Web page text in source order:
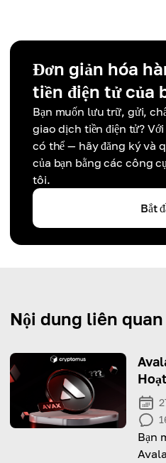
Đơn giản hóa
tiền điện tử của
Bạn muốn lưu trữ, gửi,
giao dịch tiền điện tử?
có thể — hãy đăng ký và
của bạn bằng các công
tôi.
Bắt
Nội dung liên quan
Bạn